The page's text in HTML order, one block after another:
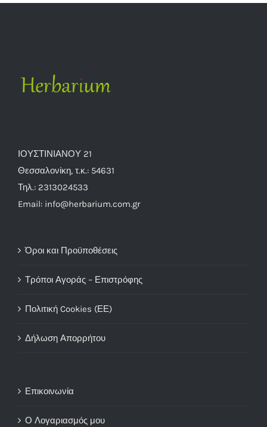
ΙΟΥΣΤΙΝΙΑΝΟΥ 21
Θεσσαλονίκη, τ.κ.: 54631
Τηλ.: 2313024533
Email: info@herbarium.com.gr
Όροι και Προϋποθέσεις
Τρόποι Αγοράς – Επιστρόφης
Πολιτική Cookies (ΕΕ)
Δήλωση Απορρήτου
Επικοινωνία
Ο Λογαριασμός μου